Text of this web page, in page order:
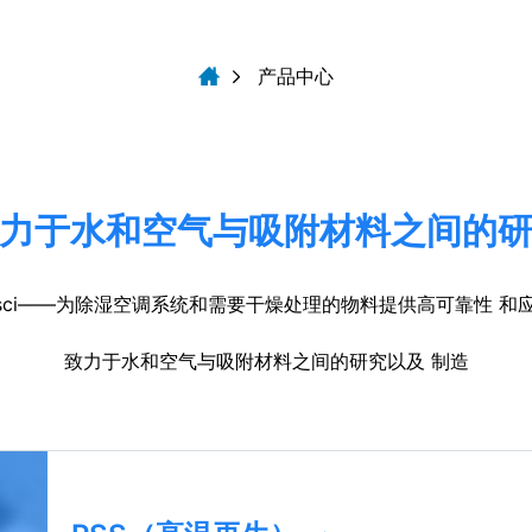
产品中心
于水和空气与吸附材料之间的
为除湿空调系统和需要干燥处理的物料提供高可靠性 和应
致力于水和空气与吸附材料之间的研究以及 制造